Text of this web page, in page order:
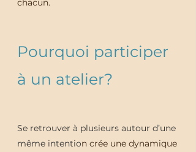
chacun.
Pourquoi participer
à un atelier?
Se retrouver à plusieurs autour d’une
même intention crée une dynamique